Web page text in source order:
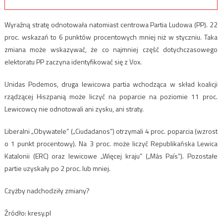
Wyraźną stratę odnotowała natomiast centrowa Partia Ludowa (PP). 22
proc. wskazań to 6 punktów procentowych mniej niż w styczniu. Taka
zmiana może wskazywać, że co najmniej część dotychczasowego
elektoratu PP zaczyna identyfikować się z Vox.
Unidas Podemos, druga lewicowa partia wchodząca w skład koalicji
rządzącej Hiszpanią może liczyć na poparcie na poziomie 11 proc.
Lewicowcy nie odnotowali ani zysku, ani straty.
Liberalni „Obywatele” („Ciudadanos”) otrzymali 4 proc. poparcia (wzrost
o 1 punkt procentowy). Na 3 proc. może liczyć Republikańska Lewica
Katalonii (ERC) oraz lewicowe „Więcej kraju” („Más País”). Pozostałe
partie uzyskały po 2 proc. lub mniej.
Czyżby nadchodziły zmiany?
Źródło: kresy.pl